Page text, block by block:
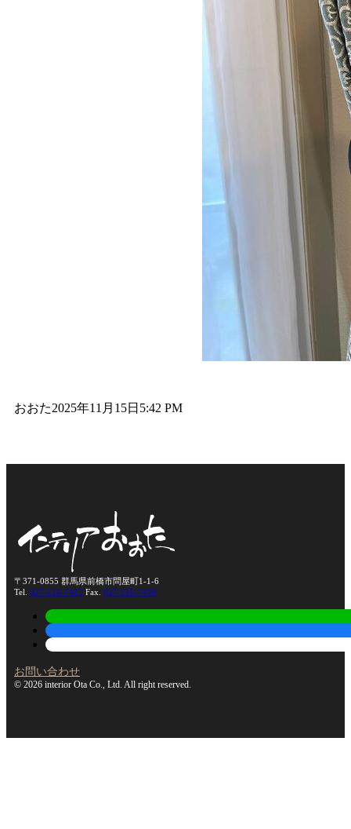
おおた2025年11月15日 5:42 PM
〒371-0855 群馬県前橋市問屋町1-1-6
Tel. 027-210-7417 Fax. 027-210-7439
お問い合わせ
© 2026 interior Ota Co., Ltd. All right reserved.